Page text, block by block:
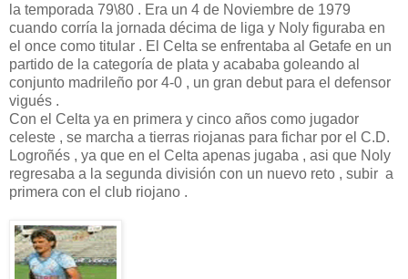
la temporada 79\80 . Era un 4 de Noviembre de 1979
cuando corría la jornada décima de liga y Noly figuraba en
el once como titular . El Celta se enfrentaba al Getafe en un
partido de la categoría de plata y acababa goleando al
conjunto madrileño por 4-0 , un gran debut para el defensor
vigués .
Con el Celta ya en primera y cinco años como jugador
celeste , se marcha a tierras riojanas para fichar por el C.D.
Logroñés , ya que en el Celta apenas jugaba , asi que Noly
regresaba a la segunda división con un nuevo reto , subir a
primera con el club riojano .